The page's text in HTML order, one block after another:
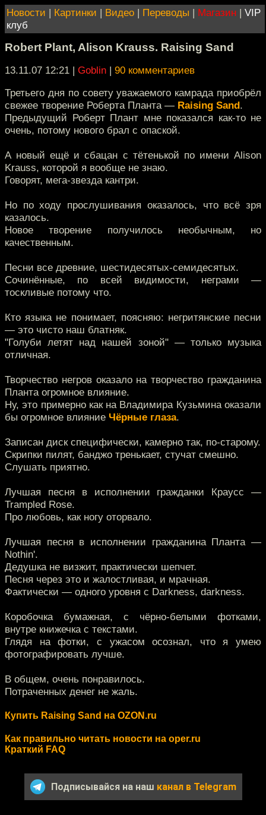
Новости | Картинки | Видео | Переводы | Магазин | VIP
клуб
Robert Plant, Alison Krauss. Raising Sand
13.11.07 12:21 | Goblin | 90 комментариев
Третьего дня по совету уважаемого камрада приобрёл
свежее творение Роберта Планта — Raising Sand.
Предыдущий Роберт Плант мне показался как-то не
очень, потому нового брал с опаской.
А новый ещё и сбацан с тётенькой по имени Alison
Krauss, которой я вообще не знаю.
Говорят, мега-звезда кантри.
Но по ходу прослушивания оказалось, что всё зря
казалось.
Новое творение получилось необычным, но
качественным.
Песни все древние, шестидесятых-семидесятых.
Сочинённые, по всей видимости, неграми —
тоскливые потому что.
Кто языка не понимает, поясняю: негритянские песни
— это чисто наш блатняк.
"Голуби летят над нашей зоной" — только музыка
отличная.
Творчество негров оказало на творчество гражданина
Планта огромное влияние.
Ну, это примерно как на Владимира Кузьмина оказали
бы огромное влияние Чёрные глаза.
Записан диск специфически, камерно так, по-старому.
Скрипки пилят, банджо тренькает, стучат смешно.
Слушать приятно.
Лучшая песня в исполнении гражданки Краусс —
Trampled Rose.
Про любовь, как ногу оторвало.
Лучшая песня в исполнении гражданина Планта —
Nothin'.
Дедушка не визжит, практически шепчет.
Песня через это и жалостливая, и мрачная.
Фактически — одного уровня с Darkness, darkness.
Коробочка бумажная, с чёрно-белыми фотками,
внутре книжечка с текстами.
Глядя на фотки, с ужасом осознал, что я умею
фотографировать лучше.
В общем, очень понравилось.
Потраченных денег не жаль.
Купить Raising Sand на OZON.ru
Как правильно читать новости на oper.ru
Краткий FAQ
Подписывайся на наш канал в Telegram